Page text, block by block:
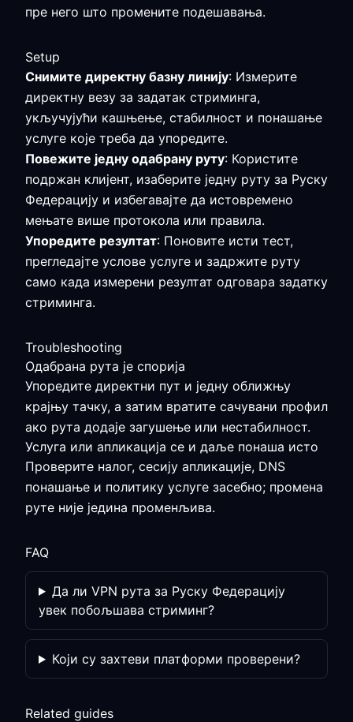
пре него што промените подешавања.
Setup
Снимите директну базну линију: Измерите
директну везу за задатак стриминга,
укључујући кашњење, стабилност и понашање
услуге које треба да упоредите.
Повежите једну одабрану руту: Користите
подржан клијент, изаберите једну руту за Руску
Федерацију и избегавајте да истовремено
мењате више протокола или правила.
Упоредите резултат: Поновите исти тест,
прегледајте услове услуге и задржите руту
само када измерени резултат одговара задатку
стриминга.
Troubleshooting
Одабрана рута је спорија
Упоредите директни пут и једну оближњу
крајњу тачку, а затим вратите сачувани профил
ако рута додаје загушење или нестабилност.
Услуга или апликација се и даље понаша исто
Проверите налог, сесију апликације, DNS
понашање и политику услуге засебно; промена
руте није једина променљива.
FAQ
Да ли VPN рута за Руску Федерацију
увек побољшава стриминг?
Који су захтеви платформи проверени?
Related guides